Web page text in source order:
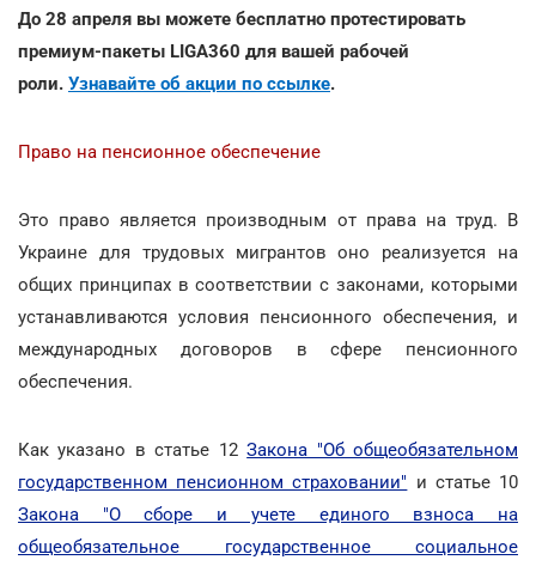
До 28 апреля вы можете бесплатно протестировать
премиум-пакеты LIGA360 для вашей рабочей
роли. Узнавайте об акции по ссылке.
Право на пенсионное обеспечение
Это право является производным от права на труд. В
Украине для трудовых мигрантов оно реализуется на
общих принципах в соответствии с законами, которыми
устанавливаются условия пенсионного обеспечения, и
международных договоров в сфере пенсионного
обеспечения.
Как указано в статье 12Закона "Об общеобязательном
государственном пенсионном страховании" и статье 10
Закона "О сборе и учете единого взноса на
общеобязательное государственное социальное